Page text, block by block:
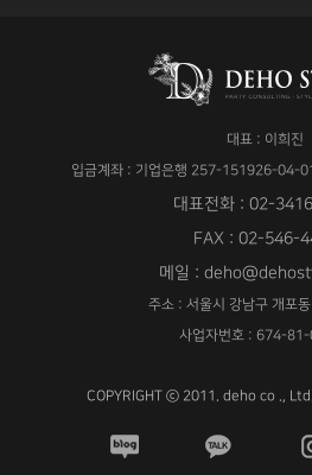
대표 : 이희진
입금계좌 : 기업은행 257-151926-04-
대표전화 : 02-
FAX : 02-546-
메일 :
주소 : 서울시 강남구 개포
사업자번호 : 674-
COPYRIGHT ⓒ 2011. deho co .,